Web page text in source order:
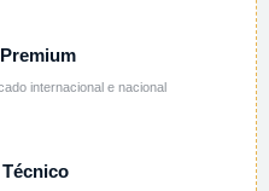
internacional e nacional